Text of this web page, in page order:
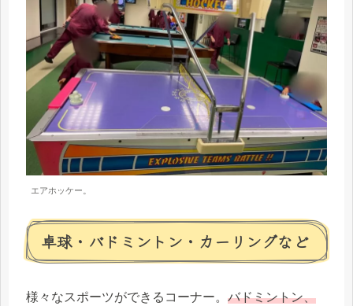
エアホッケー。
卓球・バドミントン・カーリングなど
様々なスポーツができるコーナー。 バドミントン、